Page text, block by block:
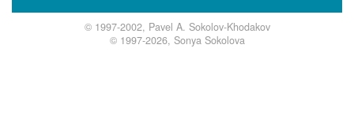
© 1997-2002, Pavel A. Sokolov-Khodakov
© 1997-2026, Sonya Sokolova